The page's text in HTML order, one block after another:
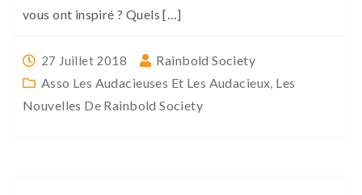
vous ont inspiré ? Quels […]
27 Juillet 2018
Rainbold Society
Asso Les Audacieuses Et Les Audacieux, Les
Nouvelles De Rainbold Society